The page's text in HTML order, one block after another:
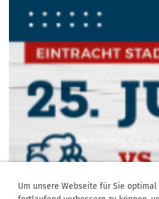
Um unsere Webseite für Sie optimal